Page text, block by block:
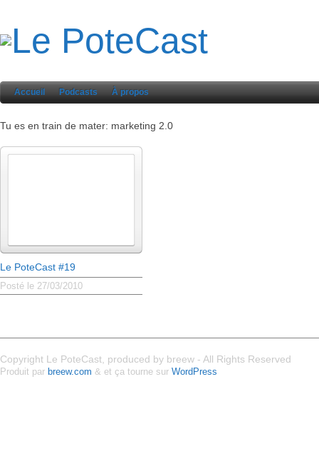
Accueil Podcasts À propos
Tu es en train de mater: marketing 2.0
Le PoteCast #19
Posté le 27/03/2010
Copyright Le PoteCast, produced by breew - All Rights Reserved
Produit par breew.com & et ça tourne sur WordPress